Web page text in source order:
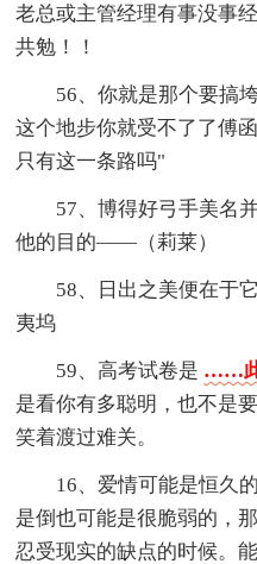
老总或主管经理有事没事
共勉！！
56、你就是那个要搞
这个地步你就受不了了傅
只有这一条路吗"
57、博得好弓手美名
他的目的——（莉莱）
58、日出之美便在于
夷坞
59、高考试卷是 ……
是看你有多聪明，也不是
笑着渡过难关。
16、爱情可能是恒久
是倒也可能是很脆弱的，
忍受现实的缺点的时候。